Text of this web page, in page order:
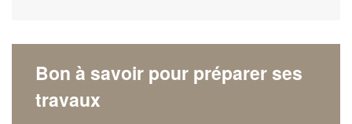
Bon à savoir pour préparer ses
travaux